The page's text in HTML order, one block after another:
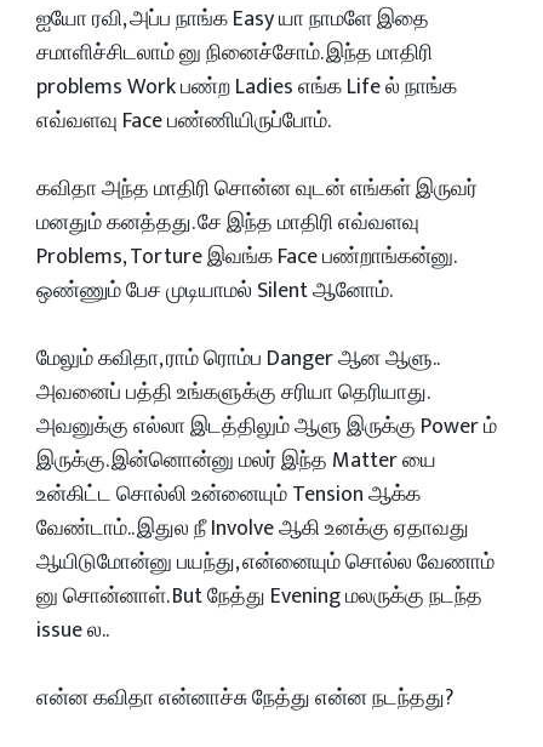
ஐயோ ரவி, அப்ப நாங்க Easy யா நாமளே இதை
சமாளிச்சிடலாம் னு நினைச்சோம். இந்த மாதிரி
problems Work பண்ற Ladies எங்க Life ல் நாங்க
எவ்வளவு Face பண்ணியிருப்போம்.
கவிதா அந்த மாதிரி சொன்ன வுடன் எங்கள் இருவர்
மனதும் கனத்தது. சே இந்த மாதிரி எவ்வளவு
Problems, Torture இவங்க Face பண்றாங்கன்னு.
ஒண்ணும் பேச முடியாமல் Silent ஆனோம்.
மேலும் கவிதா, ராம் ரொம்ப Danger ஆன ஆளு..
அவனைப் பத்தி உங்களுக்கு சரியா தெரியாது.
அவனுக்கு எல்லா இடத்திலும் ஆளு இருக்கு Power ம்
இருக்கு. இன்னொன்னு மலர் இந்த Matter யை
உன்கிட்ட சொல்லி உன்னையும் Tension ஆக்க
வேண்டாம்.. இதுல நீ Involve ஆகி உனக்கு ஏதாவது
ஆயிடுமோன்னு பயந்து, என்னையும் சொல்ல வேணாம்
னு சொன்னாள். But நேத்து Evening மலருக்கு நடந்த
issue ல..
என்ன கவிதா என்னாச்சு நேத்து என்ன நடந்தது?